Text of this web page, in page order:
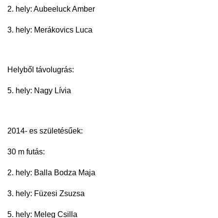
2. hely: Aubeeluck Amber
3. hely: Merákovics Luca
Helyből távolugrás:
5. hely: Nagy Lívia
2014- es születésűek:
30 m futás:
2. hely: Balla Bodza Maja
3. hely: Füzesi Zsuzsa
5. hely: Meleg Csilla